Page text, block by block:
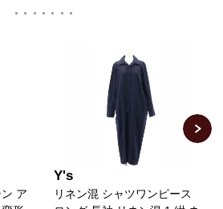
ア
Y's
リネン混 シャツワンピース